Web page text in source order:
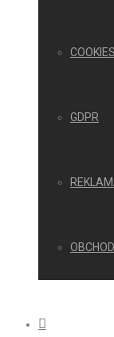
COOKIES
GDPR